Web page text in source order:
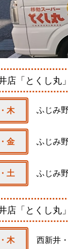
店「とくし
木 ふじみ
金 ふじみ
土 ふじみ
店「とくし
木 西新井